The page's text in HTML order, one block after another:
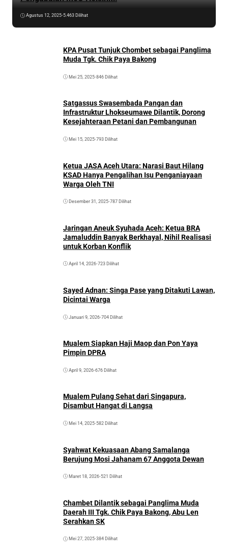
Agustus 12, 2025•5.463 Dilihat
KPA Pusat Tunjuk Chombet sebagai Panglima
Muda Tgk. Chik Paya Bakong
Mei 25, 2025•846 Dilihat
Satgassus Swasembada Pangan dan
Infrastruktur Lhokseumawe Dilantik, Dorong
Kesejahteraan Petani dan Pembangunan
Mei 15, 2025•793 Dilihat
Ketua JASA Aceh Utara: Narasi Baut Hilang
KSAD Hanya Pengalihan Isu Penganiayaan
Warga Oleh TNI
Desember 31, 2025•787 Dilihat
Jaringan Aneuk Syuhada Aceh: Ketua BRA
Jamaluddin Banyak Berkhayal, Nihil Realisasi
untuk Korban Konflik
April 14, 2026•723 Dilihat
Sayed Adnan: Singa Pase yang Ditakuti Lawan,
Dicintai Warga
Januari 9, 2026•704 Dilihat
Mualem Siapkan Haji Maop dan Pon Yaya
Pimpin DPRA
April 9, 2026•676 Dilihat
Mualem Pulang Sehat dari Singapura,
Disambut Hangat di Langsa
Mei 14, 2025•582 Dilihat
Syahwat Kekuasaan Abang Samalanga
Berujung Mosi Jahanam 67 Anggota Dewan
Maret 18, 2026•521 Dilihat
Chambet Dilantik sebagai Panglima Muda
Daerah III Tgk. Chik Paya Bakong, Abu Len
Serahkan SK
Mei 27, 2025•384 Dilihat